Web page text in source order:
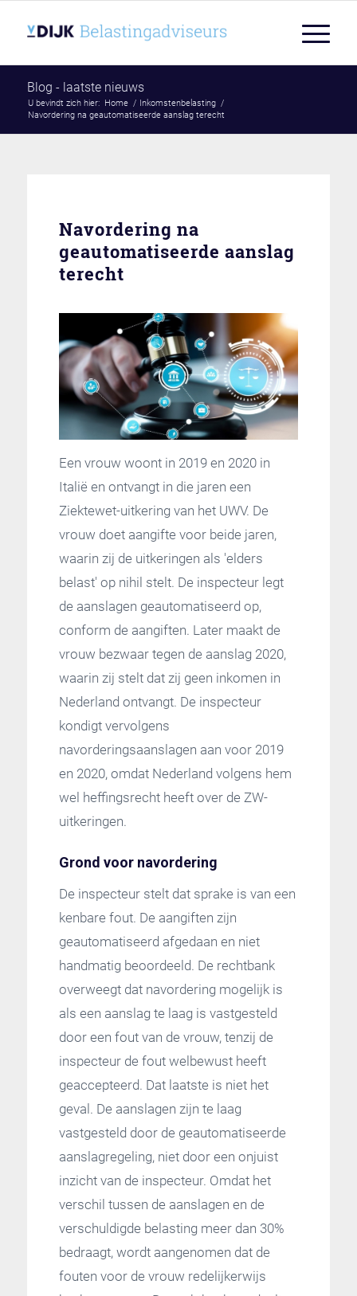
Blog - laatste nieuws
U bevindt zich hier: Home / Inkomstenbelasting /
Navordering na geautomatiseerde aanslag terecht
Navordering na
geautomatiseerde aanslag
terecht
Een vrouw woont in 2019 en 2020 in
Italië en ontvangt in die jaren een
Ziektewet-uitkering van het UWV. De
vrouw doet aangifte voor beide jaren,
waarin zij de uitkeringen als 'elders
belast' op nihil stelt. De inspecteur legt
de aanslagen geautomatiseerd op,
conform de aangiften. Later maakt de
vrouw bezwaar tegen de aanslag 2020,
waarin zij stelt dat zij geen inkomen in
Nederland ontvangt. De inspecteur
kondigt vervolgens
navorderingsaanslagen aan voor 2019
en 2020, omdat Nederland volgens hem
wel heffingsrecht heeft over de ZW-
uitkeringen.
Grond voor navordering
De inspecteur stelt dat sprake is van een
kenbare fout. De aangiften zijn
geautomatiseerd afgedaan en niet
handmatig beoordeeld. De rechtbank
overweegt dat navordering mogelijk is
als een aanslag te laag is vastgesteld
door een fout van de vrouw, tenzij de
inspecteur de fout welbewust heeft
geaccepteerd. Dat laatste is niet het
geval. De aanslagen zijn te laag
vastgesteld door de geautomatiseerde
aanslagregeling, niet door een onjuist
inzicht van de inspecteur. Omdat het
verschil tussen de aanslagen en de
verschuldigde belasting meer dan 30%
bedraagt, wordt aangenomen dat de
fouten voor de vrouw redelijkerwijs